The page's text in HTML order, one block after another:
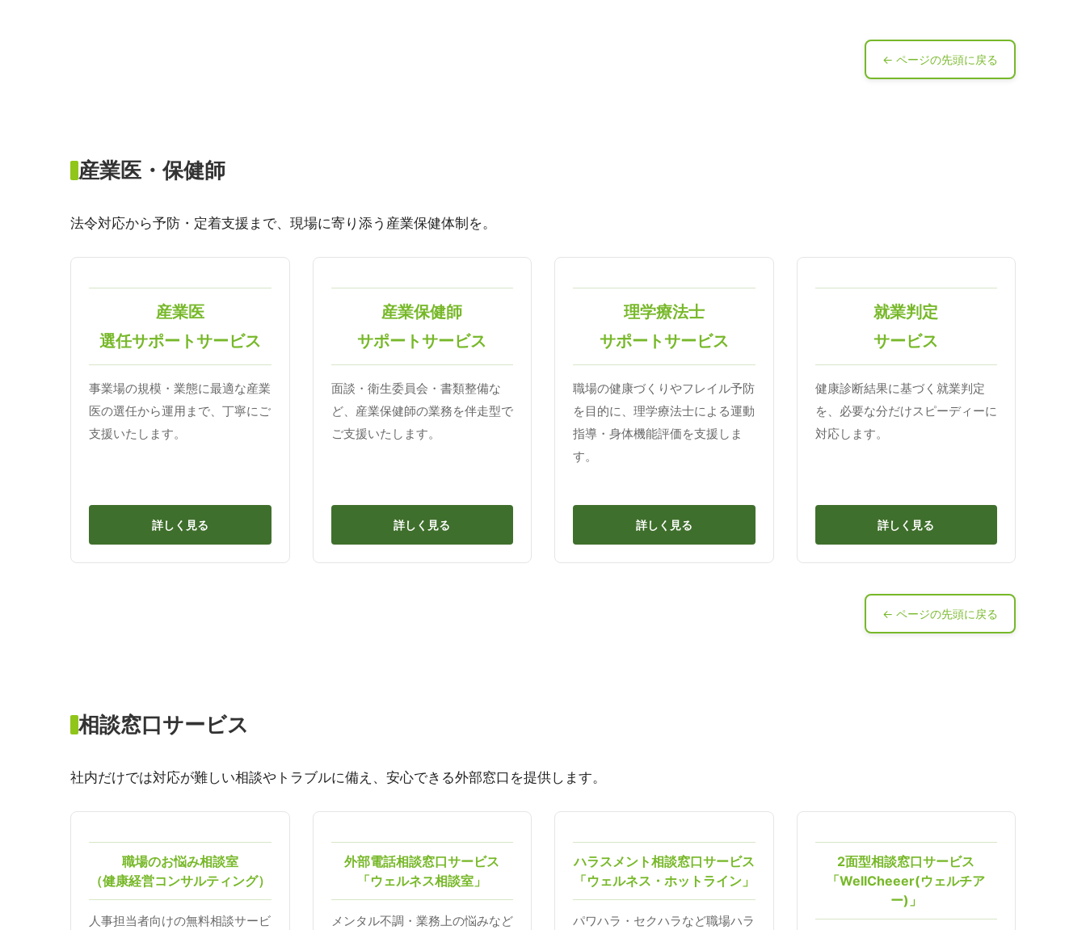
← ページの先頭に戻る
産業医・保健師
法令対応から予防・定着支援まで、現場に寄り添う産業保健体制を。
産業医
選任サポートサービス
事業場の規模・業態に最適な産業
医の選任から運用まで、丁寧にご
支援いたします。
詳しく見る
産業保健師
サポートサービス
面談・衛生委員会・書類整備な
ど、産業保健師の業務を伴走型で
ご支援いたします。
詳しく見る
理学療法士
サポートサービス
職場の健康づくりやフレイル予防
を目的に、理学療法士による運動
指導・身体機能評価を支援しま
す。
詳しく見る
就業判定
サービス
健康診断結果に基づく就業判定
を、必要な分だけスピーディーに
対応します。
詳しく見る
← ページの先頭に戻る
相談窓口サービス
社内だけでは対応が難しい相談やトラブルに備え、安心できる外部窓口を提供します。
職場のお悩み相談室
（健康経営コンサルティング）
人事担当者向けの無料相談サービ
外部電話相談窓口サービス
「ウェルネス相談室」
メンタル不調・業務上の悩みなど
ハラスメント相談窓口サービス
「ウェルネス・ホットライン」
パワハラ・セクハラなど職場ハラ
2面型相談窓口サービス
「WellCheeer(ウェルチア
ー)」